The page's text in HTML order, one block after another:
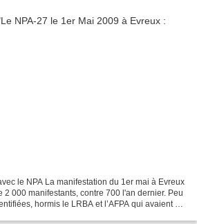
le NPA La manifestation du 1er mai à Evreux
2 000 manifestants, contre 700 l'an dernier. Peu
hormis le LRBA et l’AFPA qui avaient un